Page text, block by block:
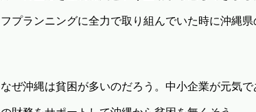
フプランニングに全力で取り組んでいた時に沖縄
なぜ沖縄は貧困が多いのだろう。中小企業が元気